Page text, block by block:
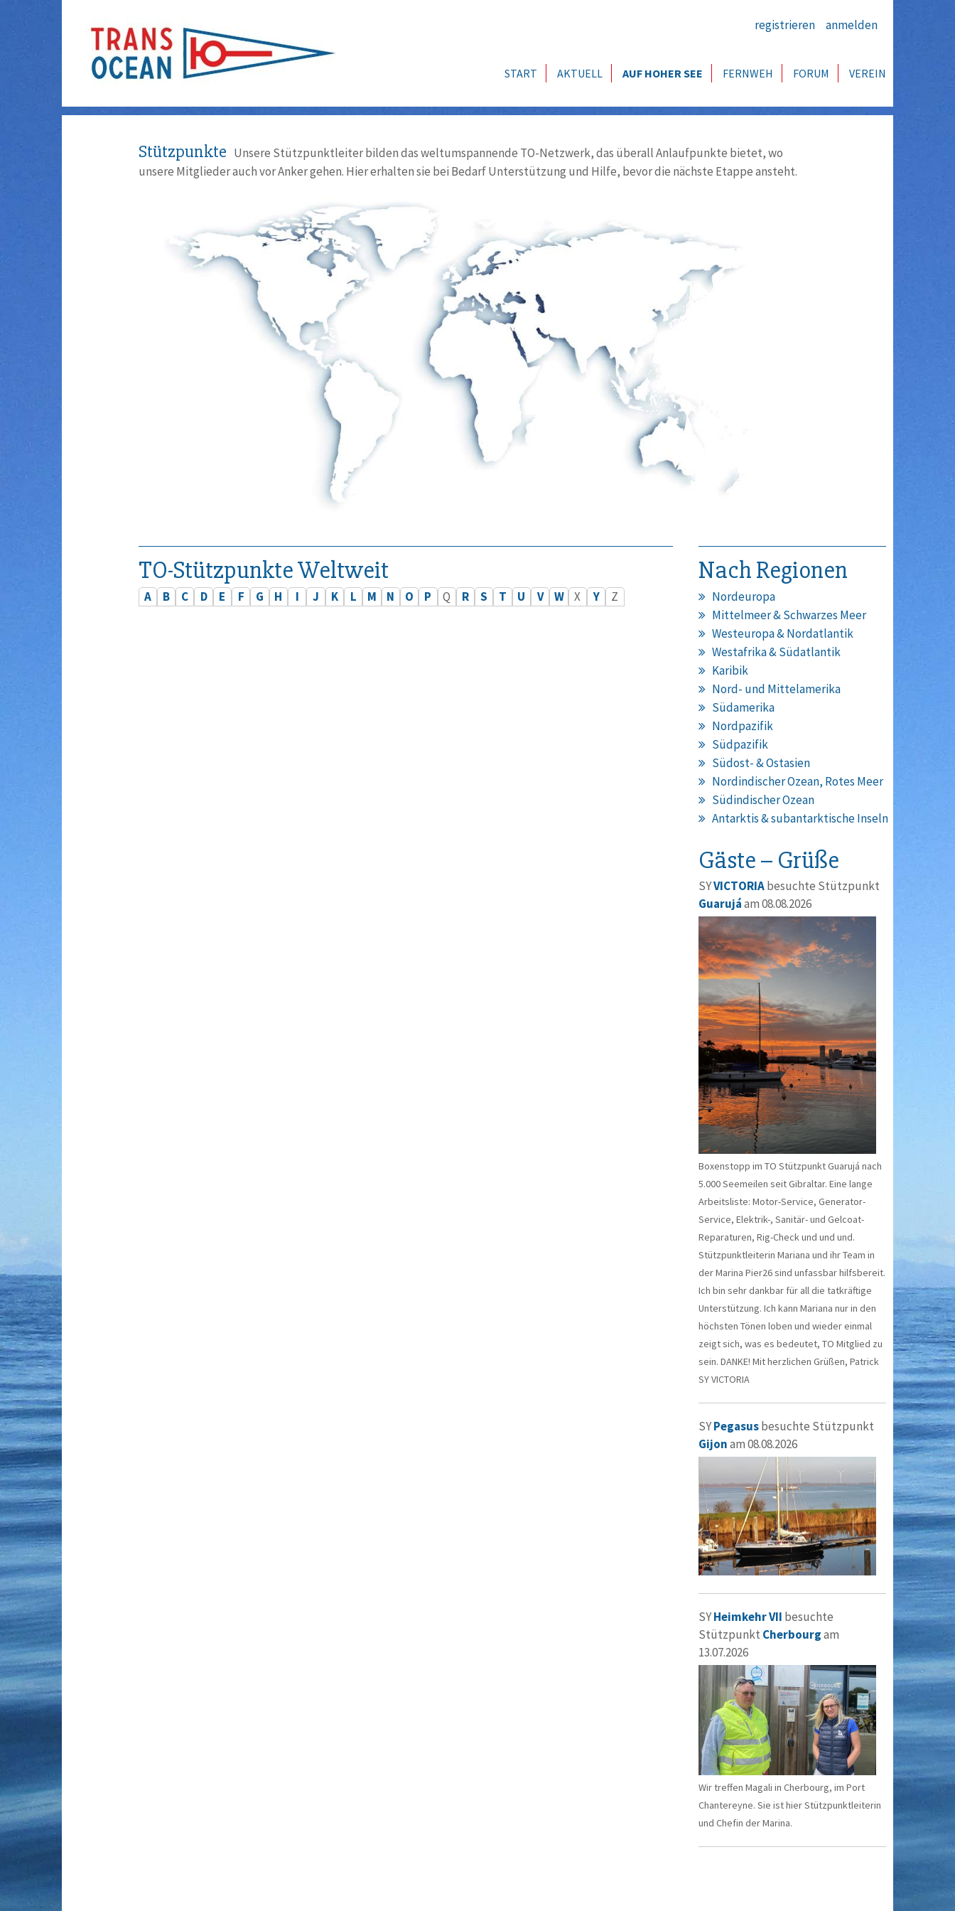
registrieren anmelden
START AKTUELL AUF HOHER SEE FERNWEH FORUM VEREIN
Stützpunkte Unsere Stützpunktleiter bilden das weltumspannende TO-Netzwerk, das überall Anlaufpunkte bietet, wo
unsere Mitglieder auch vor Anker gehen. Hier erhalten sie bei Bedarf Unterstützung und Hilfe, bevor die nächste Etappe ansteht.
TO-Stützpunkte Weltweit
A B C D E F G H I J K L M N O P Q R S T U V W X Y Z
Nach Regionen
Nordeuropa
Mittelmeer & Schwarzes Meer
Westeuropa & Nordatlantik
Westafrika & Südatlantik
Karibik
Nord- und Mittelamerika
Südamerika
Nordpazifik
Südpazifik
Südost- & Ostasien
Nordindischer Ozean, Rotes Meer
Südindischer Ozean
Antarktis & subantarktische Inseln
Gäste – Grüße
SYVICTORIAbesuchte Stützpunkt
Guarujáam 08.08.2026
Boxenstopp im TO Stützpunkt Guarujá nach
5.000 Seemeilen seit Gibraltar. Eine lange
Arbeitsliste: Motor-Service, Generator-
Service, Elektrik-, Sanitär- und Gelcoat-
Reparaturen, Rig-Check und und und.
Stützpunktleiterin Mariana und ihr Team in
der Marina Pier26 sind unfassbar hilfsbereit.
Ich bin sehr dankbar für all die tatkräftige
Unterstützung. Ich kann Mariana nur in den
höchsten Tönen loben und wieder einmal
zeigt sich, was es bedeutet, TO Mitglied zu
sein. DANKE! Mit herzlichen Grüßen, Patrick
SY VICTORIA
SYPegasusbesuchte Stützpunkt
Gijonam 08.08.2026
SYHeimkehr VII besuchte
Stützpunkt Cherbourgam
13.07.2026
Wir treffen Magali in Cherbourg, im Port
Chantereyne. Sie ist hier Stützpunktleiterin
und Chefin der Marina.